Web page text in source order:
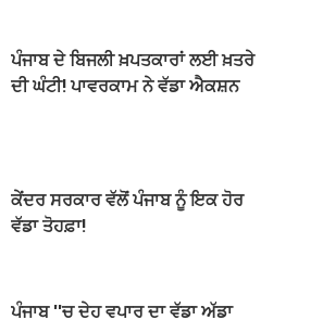
ਪੰਜਾਬ ਦੇ ਬਿਜਲੀ ਖ਼ਪਤਕਾਰਾਂ ਲਈ ਖ਼ਤਰੇ
ਦੀ ਘੰਟੀ! ਪਾਵਰਕਾਮ ਨੇ ਵੱਡਾ ਐਕਸ਼ਨ
ਕੇਂਦਰ ਸਰਕਾਰ ਵੱਲੋਂ ਪੰਜਾਬ ਨੂੰ ਇਕ ਹੋਰ
ਵੱਡਾ ਤੋਹਫ਼ਾ!
ਪੰਜਾਬ ''ਚ ਦੇਹ ਵਪਾਰ ਦਾ ਵੱਡਾ ਅੱਡਾ